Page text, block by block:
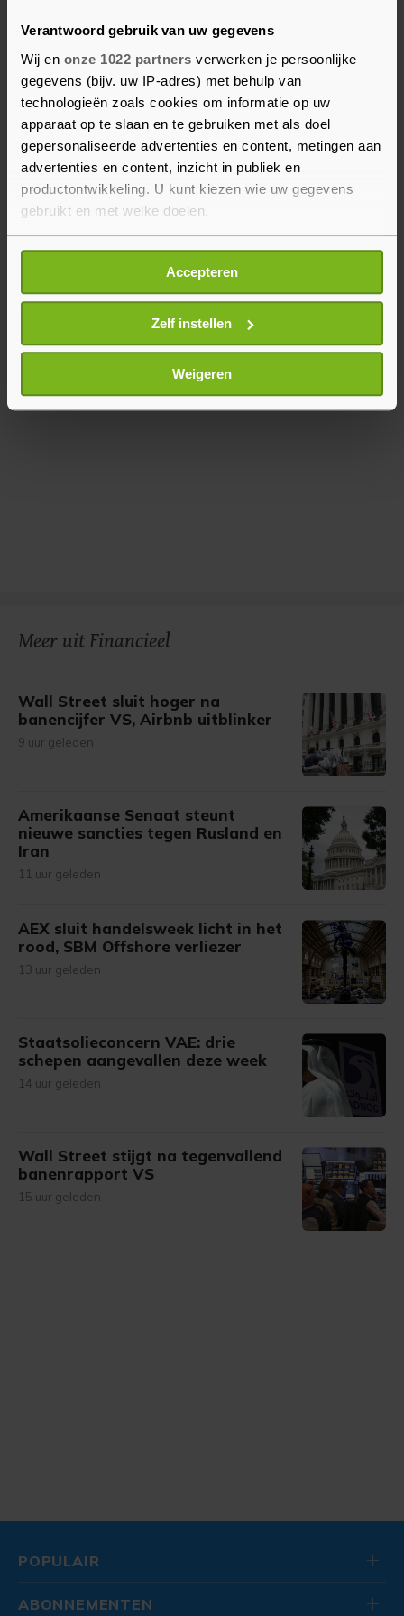
Verantwoord gebruik van uw gegevens
Wij en onze 1022 partners verwerken je persoonlijke
gegevens (bijv. uw IP-adres) met behulp van
technologieën zoals cookies om informatie op uw
apparaat op te slaan en te gebruiken met als doel
gepersonaliseerde advertenties en content, metingen aan
advertenties en content, inzicht in publiek en
productontwikkeling. U kunt kiezen wie uw gegevens
gebruikt en met welke doelen.
Als u het toestaat, willen we ook graag:
Informatie verzamelen over uw geografische
locatie, die tot een paar meter nauwkeurig kan zijn
Uw apparaat identificeren door het actief te
scannen op specifieke eigenschappen (fingerprinting)
Lees meer over hoe uw persoonlijke gegevens worden
verwerkt en stel uw voorkeuren in het
U kunt uw toestemming op elk moment wijzigen of
Accepteren
Zelf instellen
Weigeren
Aandelen
Mocht Ebusco niet snel nieuw geld vinden, is het
afhankelijk van of geldschieters Green
Innovation en De Engh bestaande leningen willen
omzetten in aandelen. De fabrikant wacht ook
nog op 5 miljoen euro van Green, dat tot nu toe
maar de helft van een lening van 10 miljoen euro
beschikbaar heeft gesteld.
Meer uit Financieel
Wall Street sluit hoger na
banencijfer VS, Airbnb uitblinker
9 uur geleden
Amerikaanse Senaat steunt
nieuwe sancties tegen Rusland en
Iran
11 uur geleden
AEX sluit handelsweek licht in het
rood, SBM Offshore verliezer
13 uur geleden
Staatsolieconcern VAE: drie
schepen aangevallen deze week
14 uur geleden
Wall Street stijgt na tegenvallend
banenrapport VS
15 uur geleden
POPULAIR
ABONNEMENTEN